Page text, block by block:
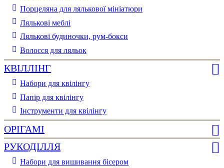
Порцеляна для лялькової мініатюри
Лялькові меблі
Лялькові будиночки, рум-бокси
Волосся для ляльок
КВІЛЛІНГ
Набори для квілінгу
Папір для квілінгу
Інструменти для квілінгу
ОРІГАМІ
РУКОДІЛЛЯ
Набори для вишивання бісером